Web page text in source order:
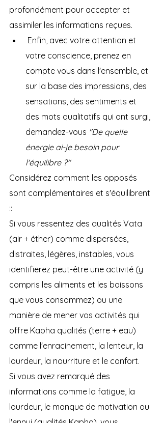
profondément pour accepter et
assimiler les informations reçues.
votre conscience, prenez en
compte vous dans l'ensemble, et
sur la base des impressions, des
sensations, des sentiments et
des mots qualitatifs qui ont surgi,
demandez-vous "De quelle
énergie ai-je besoin pour
l'équilibre ?"
Considérez comment les opposés
sont complémentaires et s'équilibrent
::
Si vous ressentez des qualités Vata
(air + éther) comme dispersées,
distraites, légères, instables, vous
identifierez peut-être une activité (y
compris les aliments et les boissons
que vous consommez) ou une
manière de mener vos activités qui
offre Kapha qualités (terre + eau)
comme l'enracinement, la lenteur, la
lourdeur, la nourriture et le confort.
Si vous avez remarqué des
informations comme la fatigue, la
lourdeur, le manque de motivation ou